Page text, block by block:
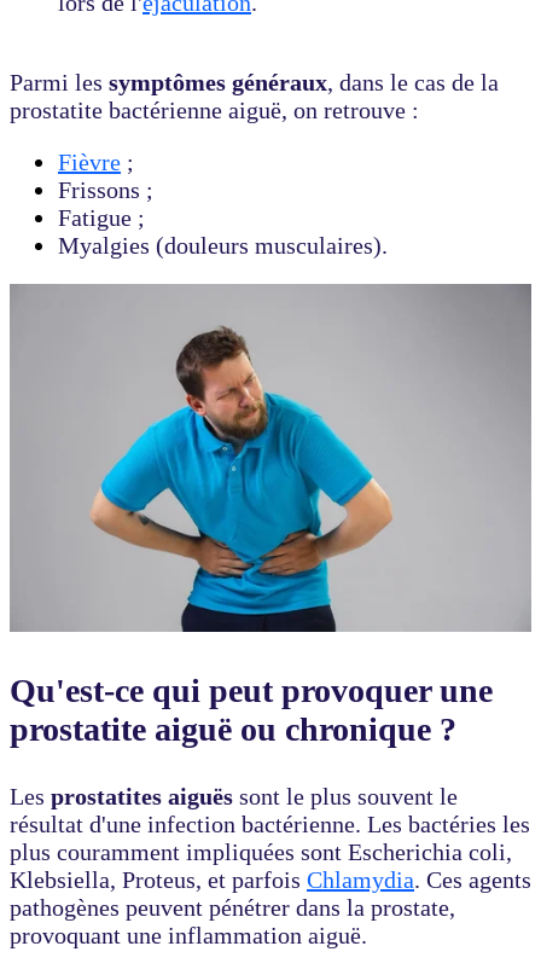
Parmi les symptômes généraux, dans le cas de la
prostatite bactérienne aiguë, on retrouve :
Fièvre ;
Frissons ;
Fatigue ;
Myalgies (douleurs musculaires).
Qu'est-ce qui peut provoquer une
prostatite aiguë ou chronique ?
Les prostatites aiguës sont le plus souvent le
résultat d'une infection bactérienne. Les bactéries les
plus couramment impliquées sont Escherichia coli,
Klebsiella, Proteus, et parfois Chlamydia. Ces agents
pathogènes peuvent pénétrer dans la prostate,
provoquant une inflammation aiguë.